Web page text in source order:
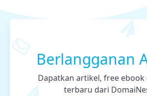
Berlangganan
Dapatkan artikel, free ebook
terbaru dari